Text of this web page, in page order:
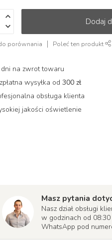
Dodaj
porównania Poleć ten produkt
dni na zwrot towaru
wysyłka od300 zł
obsługa klienta
jakości oświetlenie
Masz pytania
Nasz dział obsługi
w godzinach od
WhatsApp pod